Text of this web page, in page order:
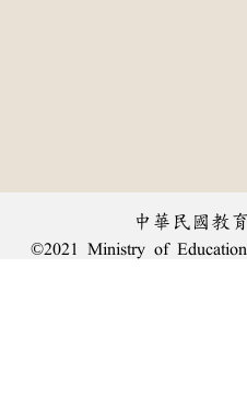
中華民國教
©2021 Ministry of